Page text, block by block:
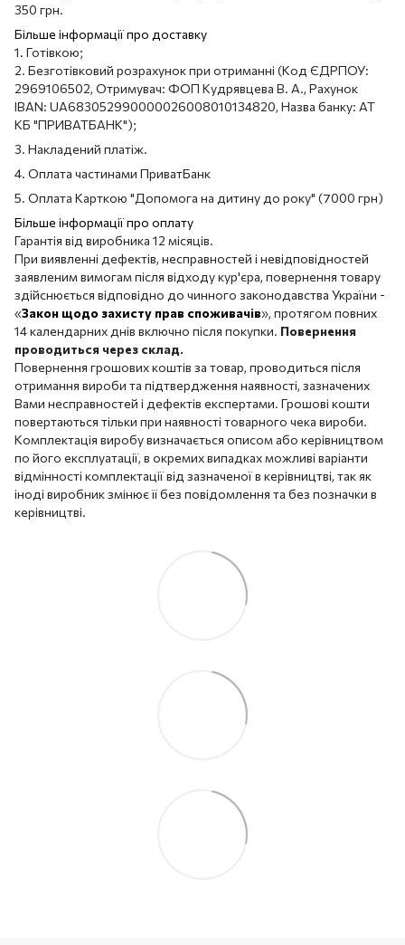
350 грн.
Більше інформації про доставку
1. Готівкою;
2. Безготівковий розрахунок при отриманні (Код ЄДРПОУ:
2969106502, Отримувач: ФОП Кудрявцева В. А., Рахунок
IBAN: UA683052990000026008010134820, Назва банку: АТ
КБ "ПРИВАТБАНК");
3. Накладений платіж.
4. Оплата частинами ПриватБанк
5. Оплата Карткою "Допомога на дитину до року" (7000 грн)
Більше інформації про оплату
Гарантія від виробника 12 місяців.
При виявленні дефектів, несправностей і невідповідностей
заявленим вимогам після відходу кур'єра, повернення товару
здійснюється відповідно до чинного законодавства України -
«Закон щодо захисту прав споживачів», протягом повних
14 календарних днів включно після покупки. Повернення
проводиться через склад.
Повернення грошових коштів за товар, проводиться після
отримання вироби та підтвердження наявності, зазначених
Вами несправностей і дефектів експертами. Грошові кошти
повертаються тільки при наявності товарного чека вироби.
Комплектація виробу визначається описом або керівництвом
по його експлуатації, в окремих випадках можливі варіанти
відмінності комплектації від зазначеної в керівництві, так як
іноді виробник змінює її без повідомлення та без позначки в
керівництві.